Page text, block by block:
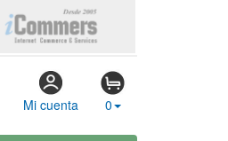
Mi cuenta 0